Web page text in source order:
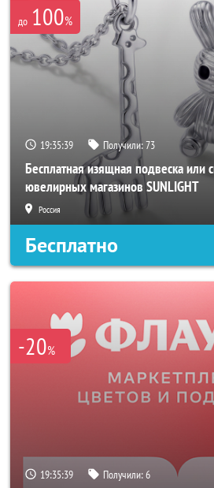
до 100%
19:35:37 Получили:73
Бесплатная изящная подвеска или
ювелирных магазинов SUNLIGHT
Россия
Бесплатно
-20%
19:35:37 Получили:6